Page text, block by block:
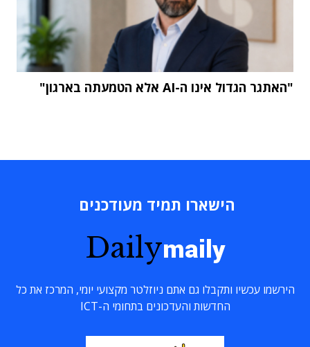
"האתגר הגדול אינו ה-AI אלא הטמעתה בארגון"
הישארו תמיד מעודכנים
Dailymaily
הירשמו עכשיו ותקבלו גם אתם ניוזלטר מקצועי יומי, המרכז את כל
החדשות והעדכונים בתחומי ה-ICT